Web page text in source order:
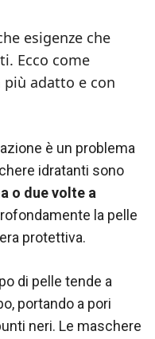
esigenze che
Ecco come
adatto e con
è un problema
idratanti sono
o due volte a
la pelle
protettiva.
di pelle tende a
portando a pori
neri. Le maschere